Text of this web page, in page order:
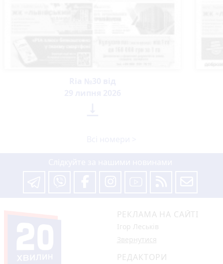
РЕКЛАМА НА САЙТІ
Ігор Леськів
Звернутися
РЕДАКТОРИ